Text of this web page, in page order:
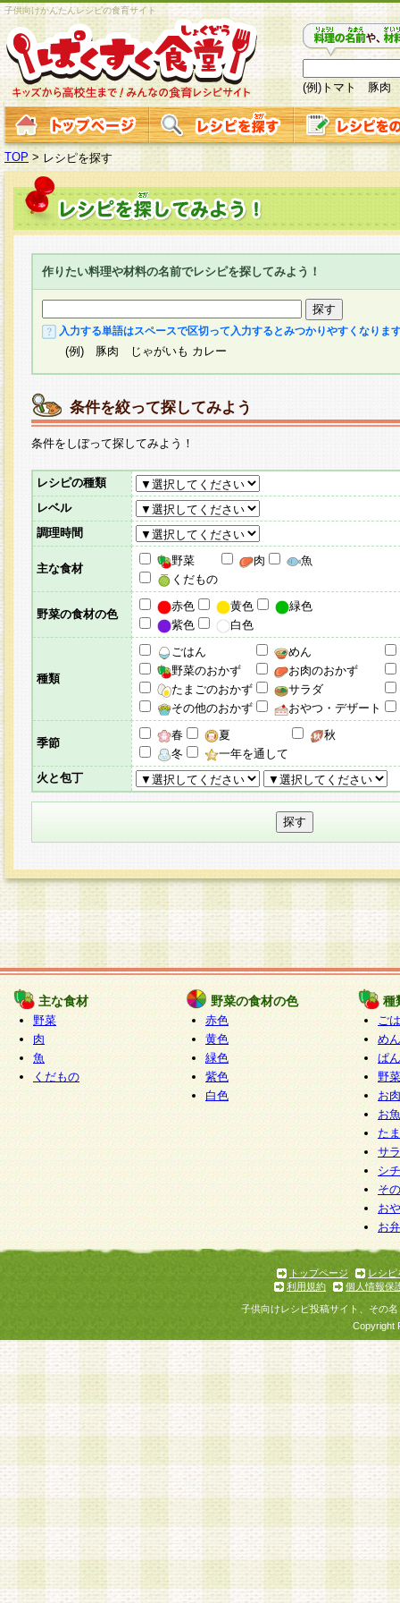
子供向けかんたんレシピの食育サイト
(例)トマト 豚肉
TOP > レシピを探す
作りたい料理や材料の名前でレシピを探してみよう！
入力する単語はスペースで区切って入力するとみつかりやすくなりま
(例) 豚肉 じゃがいも カレー
条件を絞って探してみよう
条件をしぼって探してみよう！
レシピの種類
レベル
調理時間
主な食材
野菜 肉
魚
くだもの
野菜の食材の色
赤色 黄色
緑色
紫色
白色
種類
ごはん
めん
野菜のおかず
お肉のおかず
たまごのおかず
サラダ
その他のおかず
おやつ・デザート
季節
春 夏
秋
冬
一年を通して
火と包丁
主な食材
野菜
肉
魚
くだもの
野菜の食材の色
赤色
黄色
緑色
紫色
白色
種
ご
めん
ぱん
野
お
お
た
サ
シ
そ
お
お
トップページ
レシピ
利用規約
個人情報保
子供向けレシピ投稿サイト、その
Copyright